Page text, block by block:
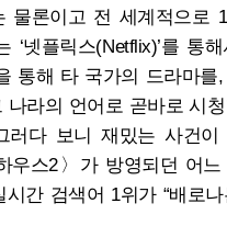
물론이고 전 세계적으로
‘넷플릭스(Netflix)’를 통
통해 타 국가의 드라마를
나라의 언어로 곧바로 시
러다 보니 재밌는 사건이
우스2〉가 방영되던 어
시간 검색어 1위가 “배로